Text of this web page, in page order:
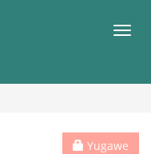
Yugawe